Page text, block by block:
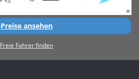
Preise ansehen
Freie Fahrer finden